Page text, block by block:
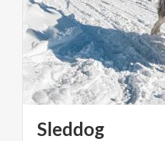
Sleddog